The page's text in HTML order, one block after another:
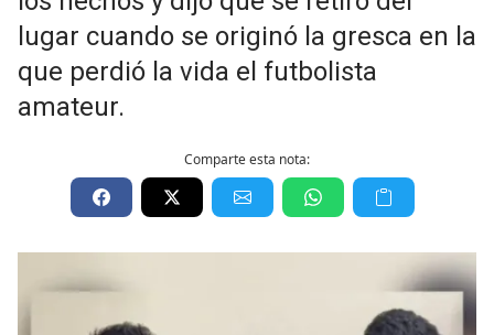
lugar cuando se originó la gresca en la
que perdió la vida el futbolista
amateur.
Comparte esta nota: